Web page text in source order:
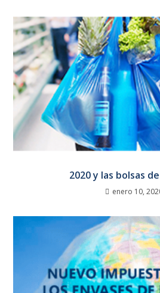
2020 y las bolsas
enero 10,